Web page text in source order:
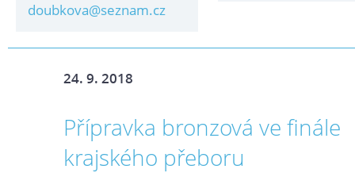
doubkova@seznam.cz
24. 9. 2018
Přípravka bronzová ve finále
krajského přeboru